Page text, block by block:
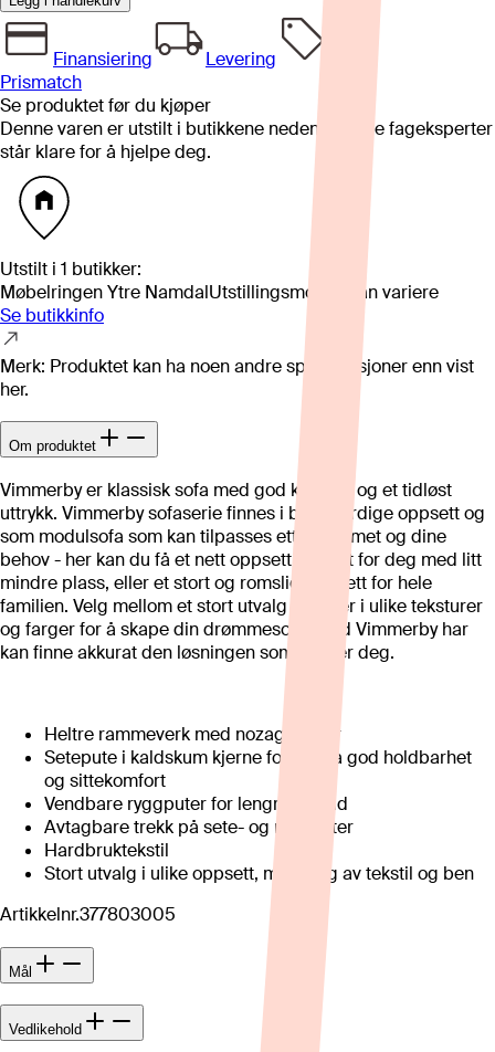
Finansiering
Levering
Prismatch
Se produktet før du kjøper
Denne varen er utstilt i butikkene nedenfor. Våre fageksperter
står klare for å hjelpe deg.
Utstilt i 1 butikker:
Møbelringen Ytre NamdalUtstillingsmodell kan variere
Se butikkinfo
Merk: Produktet kan ha noen andre spesifikasjoner enn vist
her.
Om produktet
Vimmerby er klassisk sofa med god komfort og et tidløst
uttrykk. Vimmerby sofaserie finnes i både ferdige oppsett og
som modulsofa som kan tilpasses etter rommet og dine
behov - her kan du få et nett oppsett perfekt for deg med litt
mindre plass, eller et stort og romslig oppsett for hele
familien. Velg mellom et stort utvalg tekstiler i ulike teksturer
og farger for å skape din drømmesofa. Med Vimmerby har
kan finne akkurat den løsningen som passer deg.
Heltre rammeverk med nozag-fjærer
Setepute i kaldskum kjerne for ekstra god holdbarhet
og sittekomfort
Vendbare ryggputer for lengre levetid
Avtagbare trekk på sete- og ryggputer
Hardbruktekstil
Stort utvalg i ulike oppsett, med valg av tekstil og ben
Artikkelnr.377803005
Mål
Vedlikehold